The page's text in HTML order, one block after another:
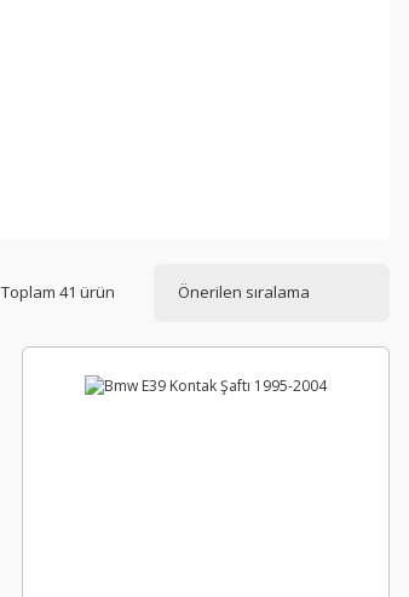
Toplam 41 ürün